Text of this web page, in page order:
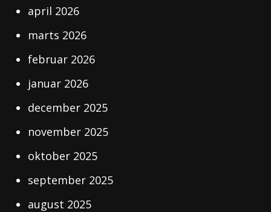
april 2026
marts 2026
februar 2026
januar 2026
december 2025
november 2025
oktober 2025
september 2025
august 2025